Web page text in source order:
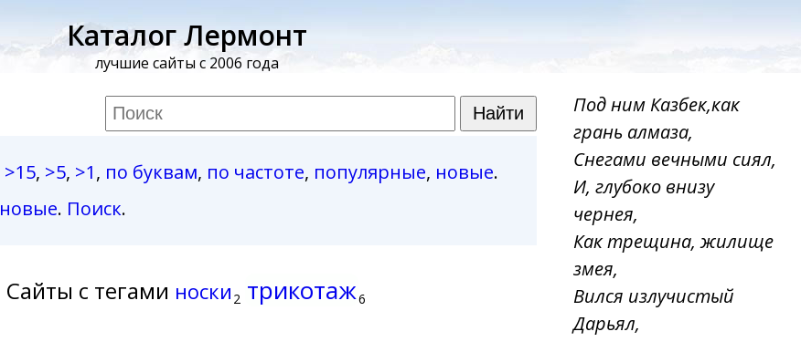
Каталог Лермонт
лучшие сайты с 2006 года
>15, >5, >1, по буквам, по частоте, популярные, новые.
новые. Поиск.
Сайты с тегами носки 2 трикотаж6
Под ним Казбек,как
грань алмаза,
Снегами вечными сиял,
И, глубоко внизу
чернея,
Как трещина, жилище
змея,
Вился излучистый
Дарьял,